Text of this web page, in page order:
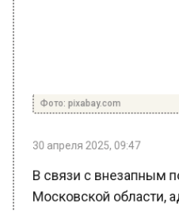
В связи с внезапным
Московской области,
Жуковский приняла